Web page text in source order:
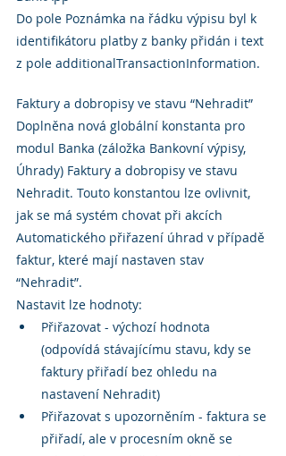
Do pole Poznámka na řádku výpisu byl k
identifikátoru platby z banky přidán i text
z pole additionalTransactionInformation.
Faktury a dobropisy ve stavu “Nehradit”
Doplněna nová globální konstanta pro
modul Banka (záložka Bankovní výpisy,
Úhrady) Faktury a dobropisy ve stavu
Nehradit. Touto konstantou lze ovlivnit,
jak se má systém chovat při akcích
Automatického přiřazení úhrad v případě
faktur, které mají nastaven stav
“Nehradit”.
Nastavit lze hodnoty:
Přiřazovat - výchozí hodnota
(odpovídá stávajícímu stavu, kdy se
faktury přiřadí bez ohledu na
nastavení Nehradit)
Přiřazovat s upozorněním - faktura se
přiřadí, ale v procesním okně se